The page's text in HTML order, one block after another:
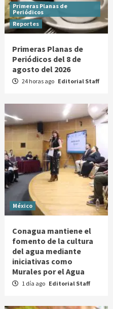
Primeras Planas de
Periódicos
Reportes
Primeras Planas de
Periódicos del 8 de
agosto del 2026
24 horas ago Editorial Staff
México
Conagua mantiene el
fomento de la cultura
del agua mediante
iniciativas como
Murales por el Agua
1 día ago Editorial Staff